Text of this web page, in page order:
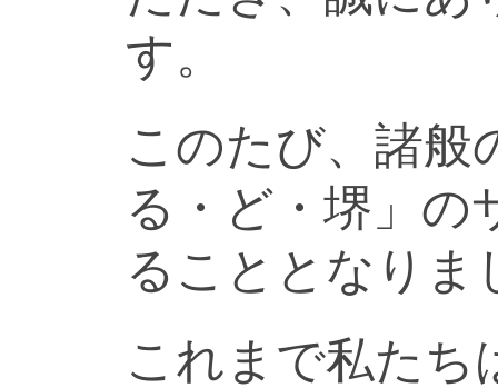
す。
このたび、諸般
る・ど・堺」の
ることとなりま
これまで私たち